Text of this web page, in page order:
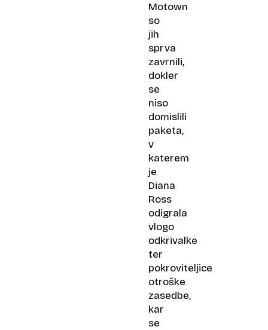
Motown
so
jih
sprva
zavrnili,
dokler
se
niso
domislili
paketa,
v
katerem
je
Diana
Ross
odigrala
vlogo
odkrivalke
ter
pokroviteljice
otroške
zasedbe,
kar
se